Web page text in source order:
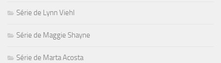
Série de Lynn Viehl
Série de Maggie Shayne
Série de Marta Acosta